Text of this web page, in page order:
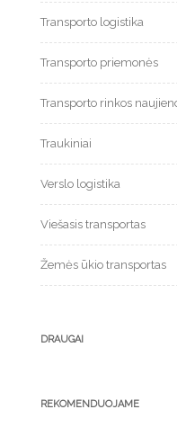
Transporto logistika
Transporto priemonės
Transporto rinkos
Traukiniai
Verslo logistika
Viešasis transportas
Žemės ūkio transportas
DRAUGAI
REKOMENDUOJAME